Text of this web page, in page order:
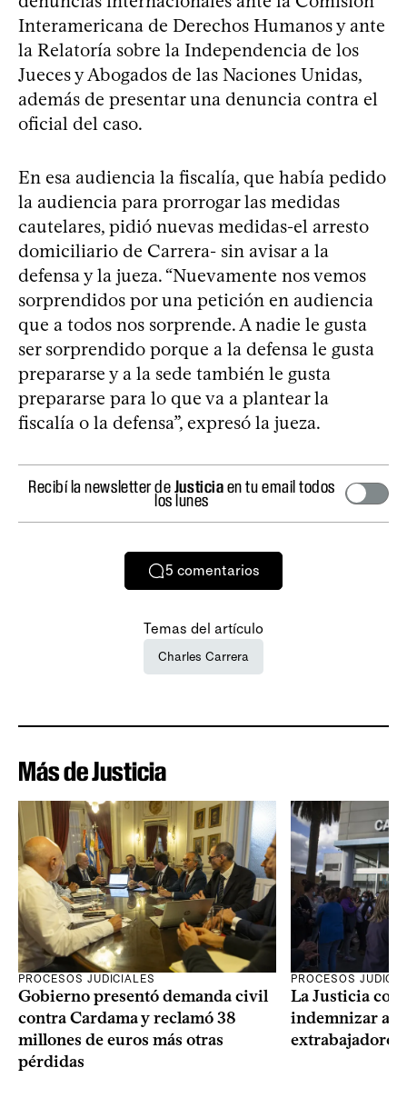
Interamericana de Derechos Humanos y ante
la Relatoría sobre la Independencia de los
Jueces y Abogados de las Naciones Unidas,
además de presentar una denuncia contra el
oficial del caso.
En esa audiencia la fiscalía, que había pedido
la audiencia para prorrogar las medidas
cautelares, pidió nuevas medidas-el arresto
domiciliario de Carrera- sin avisar a la
defensa y la jueza. “Nuevamente nos vemos
sorprendidos por una petición en audiencia
que a todos nos sorprende. A nadie le gusta
ser sorprendido porque a la defensa le gusta
prepararse y a la sede también le gusta
prepararse para lo que va a plantear la
fiscalía o la defensa”, expresó la jueza.
Recibí la newsletter deJusticiaen tu email todos
los lunes
5 comentarios
Temas del artículo
Charles Carrera
Más de Justicia
PROCESOS JUDICIALES
Gobierno presentó demanda civil
contra Cardama y reclamó 38
millones de euros más otras
pérdidas
PROCESOS
La Justicia
indemnizar a
extrabajadores